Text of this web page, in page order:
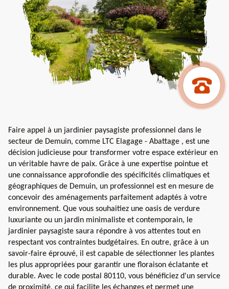
Faire appel à un jardinier paysagiste professionnel dans le
secteur de Demuin, comme LTC Elagage - Abattage , est une
décision judicieuse pour transformer votre espace extérieur en
un véritable havre de paix. Grâce à une expertise pointue et
une connaissance approfondie des spécificités climatiques et
géographiques de Demuin, un professionnel est en mesure de
concevoir des aménagements parfaitement adaptés à votre
environnement. Que vous souhaitiez une oasis de verdure
luxuriante ou un jardin minimaliste et contemporain, le
jardinier paysagiste saura répondre à vos attentes tout en
respectant vos contraintes budgétaires. En outre, grâce à un
savoir-faire éprouvé, il est capable de sélectionner les plantes
les plus appropriées pour garantir une floraison éclatante et
durable. Avec le code postal 80110, vous bénéficiez d'un service
de proximité, ce qui facilite les échanges et permet une